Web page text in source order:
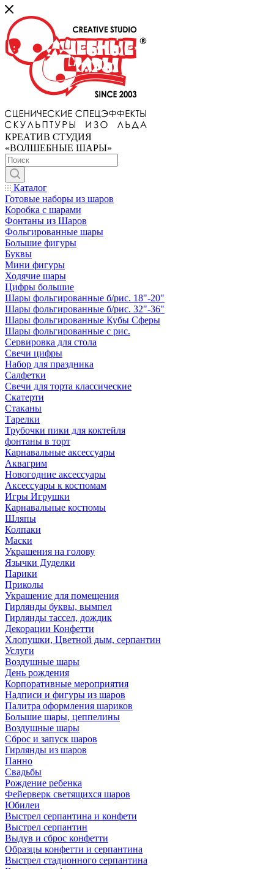
КРЕАТИВ СТУДИЯ
«ВОЛШЕБНЫЕ ШАРЫ»
Каталог
Готовые наборы из шаров
Коробка с шарами
Фонтаны из Шаров
Фольгированные шары
Большие фигуры
Буквы
Мини фигуры
Ходячие шары
Цифры большие
Шары фольгированные б/рис. 18"-20"
Шары фольгированные б/рис. 32"-36"
Шары фольгированные Кубы Сферы
Шары фольгированные с рис.
Сервировка для стола
Свечи цифры
Набор для праздника
Салфетки
Свечи для торта классические
Скатерти
Стаканы
Тарелки
Трубочки пики для коктейля
фонтаны в торт
Карнавальные аксессуары
Аквагрим
Новогодние аксессуары
Аксессуары к костюмам
Игры Игрушки
Карнавальные костюмы
Шляпы
Колпаки
Маски
Украшения на голову
Язычки Дуделки
Парики
Приколы
Украшение для помещения
Гирлянды буквы, вымпел
Гирлянды тассел, дождик
Декорации Конфетти
Хлопушки, Цветной дым, серпантин
Услуги
Воздушные шары
День рождения
Корпоративные мероприятия
Надписи и фигуры из шаров
Палитра оформления шариков
Большие шары, цеппелины
Воздушные шары
Сброс и запуск шаров
Гирлянды из шаров
Панно
Свадьбы
Рождение ребенка
Фейерверк светящихся шаров
Юбилеи
Выстрел серпантина и конфети
Выстрел серпантин
Выдув и сброс конфетти
Образцы конфетти и серпантина
Выстрел стадионного серпантина